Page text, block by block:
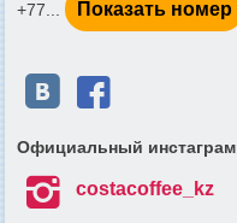
+77...
Показать номер
 
Официальный инстаграм
 costacoffee_kz